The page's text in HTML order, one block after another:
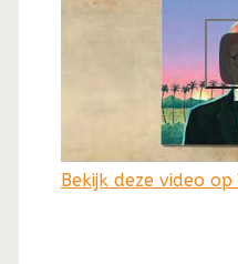
Bekijk deze video op